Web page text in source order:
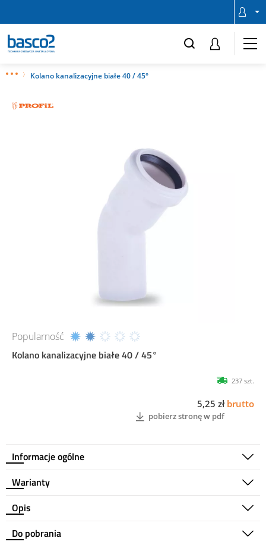
Kolano kanalizacyjne białe 40 / 45°
Popularność
Kolano kanalizacyjne białe 40 / 45°
Informacje ogólne
237 szt.
5,25 zł brutto
pobierz stronę w pdf
Warianty
Opis
Do pobrania